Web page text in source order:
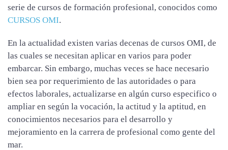
serie de cursos de formación profesional, conocidos como
CURSOS OMI.
En la actualidad existen varias decenas de cursos OMI, de
las cuales se necesitan aplicar en varios para poder
embarcar. Sin embargo, muchas veces se hace necesario
bien sea por requerimiento de las autoridades o para
efectos laborales, actualizarse en algún curso especifico o
ampliar en según la vocación, la actitud y la aptitud, en
conocimientos necesarios para el desarrollo y
mejoramiento en la carrera de profesional como gente del
mar.